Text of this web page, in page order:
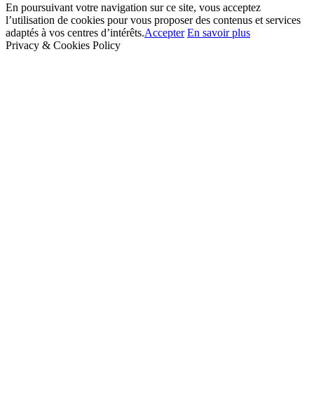
En poursuivant votre navigation sur ce site, vous acceptez
l’utilisation de cookies pour vous proposer des contenus et services
adaptés à vos centres d’intérêts.Accepter En savoir plus
Privacy & Cookies Policy